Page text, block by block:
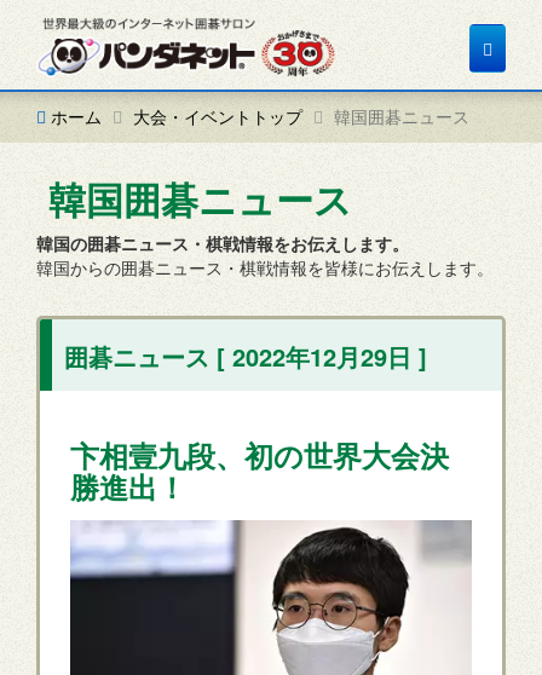
Toggle
ホーム
大会・イベントトップ 韓国囲碁ニュース
韓国囲碁ニュース
韓国の囲碁ニュース・棋戦情報をお伝えします。
韓国からの囲碁ニュース・棋戦情報を皆様にお伝えします。
囲碁ニュース [ 2022年12月29日 ]
卞相壹九段、初の世界大会決
勝進出！